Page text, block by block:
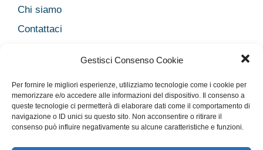
Gestisci Consenso Cookie
Per fornire le migliori esperienze, utilizziamo tecnologie come i cookie per
memorizzare e/o accedere alle informazioni del dispositivo. Il consenso a
queste tecnologie ci permetterà di elaborare dati come il comportamento di
navigazione o ID unici su questo sito. Non acconsentire o ritirare il
consenso può influire negativamente su alcune caratteristiche e funzioni.
Chi siamo
Contattaci
Cookie Policy
Disclaimer medico
Disconoscimento
Imprint